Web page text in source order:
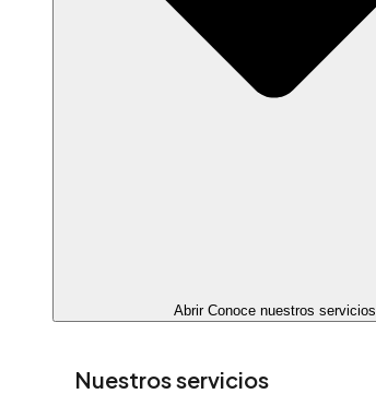
Abrir Conoce nuestros servicios
Nuestros servicios